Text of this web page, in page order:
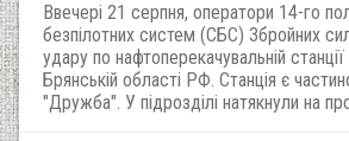
Ввечері 21 серпня, оператори 14-го
безпілотних систем (СБС) Збройних
удару по нафтоперекачувальній
Брянській області РФ. Станція є
"Дружба". У підрозділі натякнули на